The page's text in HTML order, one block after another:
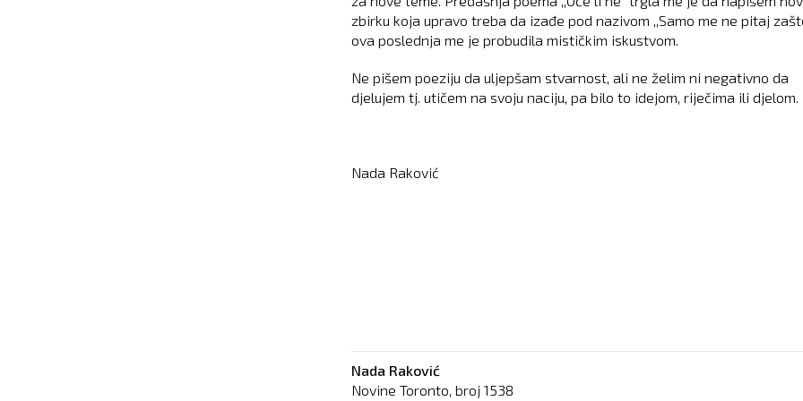
zbirku koja upravo treba da izađe pod nazivom ,,Samo me ne pitaj
ova poslednja me je probudila mističkim iskustvom.
Ne pišem poeziju da uljepšam stvarnost, ali ne želim ni negativno da
djelujem tj. utičem na svoju naciju, pa bilo to idejom, riječima ili djelom.
Nada Raković
Nada Raković
Novine Toronto, broj 1538